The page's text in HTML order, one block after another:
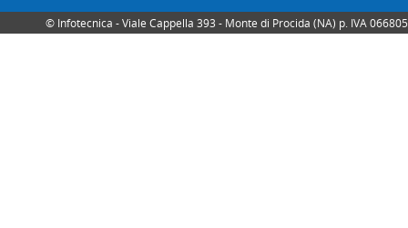
© Infotecnica - Viale Cappella 393 - Monte di Procida (NA) p. IVA